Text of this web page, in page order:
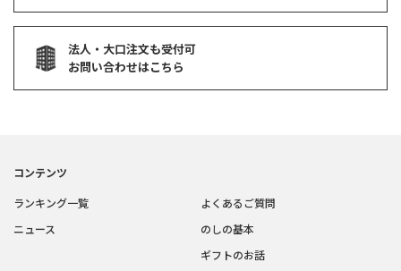
法人・大口注文も受付可
お問い合わせはこちら
コンテンツ
ランキング一覧
ニュース
よくあるご質問
のしの基本
ギフトのお話